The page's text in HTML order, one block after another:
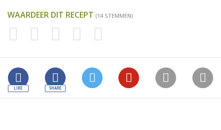
WAARDEER DIT RECEPT (14 STEMMEN)